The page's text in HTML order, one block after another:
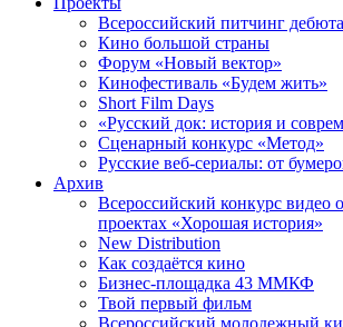
Всероссийский питчинг
Кино большой страны
Форум «Новый вектор»
Кинофестиваль «Будем жить»
Short Film Days
«Русский док: история и
Сценарный конкурс «Метод»
Русские веб-сериалы: от
Архив
Всероссийский конкурс видео
проектах «Хорошая история»
New Distribution
Как создаётся кино
Бизнес-площадка 43 ММКФ
Твой первый фильм
Всероссийский молодежный